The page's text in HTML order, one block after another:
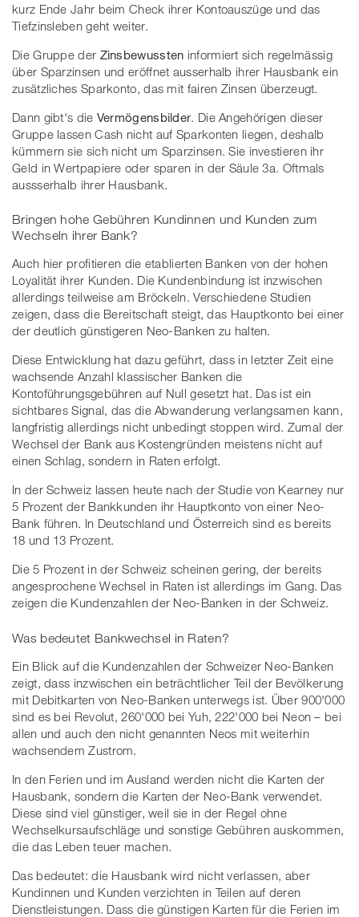
kurz Ende Jahr beim Check ihrer Kontoauszüge und das
Tiefzinsleben geht weiter.
Die Gruppe der Zinsbewussten informiert sich regelmässig
über Sparzinsen und eröffnet ausserhalb ihrer Hausbank ein
zusätzliches Sparkonto, das mit fairen Zinsen überzeugt.
Dann gibt's die Vermögensbilder . Die Angehörigen dieser
Gruppe lassen Cash nicht auf Sparkonten liegen, deshalb
kümmern sie sich nicht um Sparzinsen. Sie investieren ihr
Geld in Wertpapiere oder sparen in der Säule 3a. Oftmals
aussserhalb ihrer Hausbank.
Bringen hohe Gebühren Kundinnen und Kunden zum
Wechseln ihrer Bank?
Auch hier profitieren die etablierten Banken von der hohen
Loyalität ihrer Kunden. Die Kundenbindung ist inzwischen
allerdings teilweise am Bröckeln. Verschiedene Studien
zeigen, dass die Bereitschaft steigt, das Hauptkonto bei einer
der deutlich günstigeren Neo-Banken zu halten.
Diese Entwicklung hat dazu geführt, dass in letzter Zeit eine
wachsende Anzahl klassischer Banken die
Kontoführungsgebühren auf Null gesetzt hat. Das ist ein
sichtbares Signal, das die Abwanderung verlangsamen kann,
langfristig allerdings nicht unbedingt stoppen wird. Zumal der
Wechsel der Bank aus Kostengründen meistens nicht auf
einen Schlag, sondern in Raten erfolgt.
In der Schweiz lassen heute nach der Studie von Kearney nur
5 Prozent der Bankkunden ihr Hauptkonto von einer Neo-
Bank führen. In Deutschland und Österreich sind es bereits
18 und 13 Prozent.
Die 5 Prozent in der Schweiz scheinen gering, der bereits
angesprochene Wechsel in Raten ist allerdings im Gang. Das
zeigen die Kundenzahlen der Neo-Banken in der Schweiz.
Was bedeutet Bankwechsel in Raten?
Ein Blick auf die Kundenzahlen der Schweizer Neo-Banken
zeigt, dass inzwischen ein beträchtlicher Teil der Bevölkerung
mit Debitkarten von Neo-Banken unterwegs ist. Über 900'000
sind es bei Revolut, 260'000 bei Yuh, 222'000 bei Neon – bei
allen und auch den nicht genannten Neos mit weiterhin
wachsendem Zustrom.
In den Ferien und im Ausland werden nicht die Karten der
Hausbank, sondern die Karten der Neo-Bank verwendet.
Diese sind viel günstiger, weil sie in der Regel ohne
Wechselkursaufschläge und sonstige Gebühren auskommen,
die das Leben teuer machen.
Das bedeutet: die Hausbank wird nicht verlassen, aber
Kundinnen und Kunden verzichten in Teilen auf deren
Dienstleistungen. Dass die günstigen Karten für die Ferien im